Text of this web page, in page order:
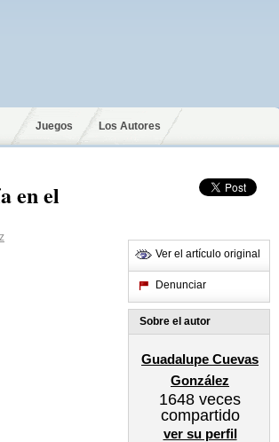
Juegos Los Autores
en el
Ver el artículo original
Denunciar
Sobre el autor
Guadalupe Cuevas
González
1648 veces
compartido
ver su perfil